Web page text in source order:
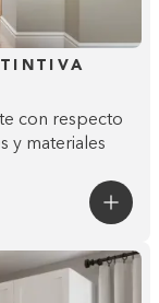
con respecto
y materiales